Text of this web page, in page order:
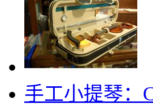
手工小提琴：